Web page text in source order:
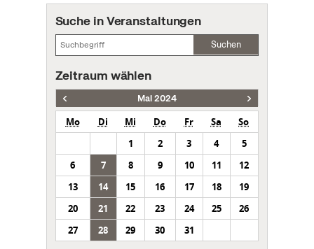
Suche in Veranstaltungen
Suchen
Zeitraum wählen
Mai 2024
Mo Di Mi Do Fr Sa
So
1
2 3 4
5
6
7 8 9 10 11
12
13
14 15 16 17 18
19
20
21 22 23 24 25
26
27
28 29 30 31